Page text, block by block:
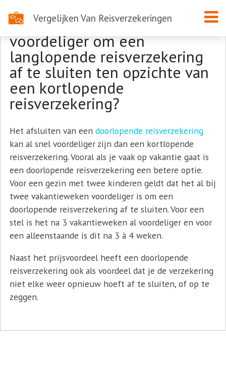
Vergelijken Van Reisverzekeringen
Op welk moment is het
voordeliger om een
langlopende reisverzekering
af te sluiten ten opzichte van
een kortlopende
reisverzekering?
Het afsluiten van een doorlopende reisverzekering
kan al snel voordeliger zijn dan een kortlopende
reisverzekering. Vooral als je vaak op vakantie gaat is
een doorlopende reisverzekering een betere optie.
Voor een gezin met twee kinderen geldt dat het al bij
twee vakantieweken voordeliger is om een
doorlopende reisverzekering af te sluiten. Voor een
stel is het na 3 vakantieweken al voordeliger en voor
een alleenstaande is dit na 3 à 4 weken.
Naast het prijsvoordeel heeft een doorlopende
reisverzekering ook als voordeel dat je de verzekering
niet elke weer opnieuw hoeft af te sluiten, of op te
zeggen.